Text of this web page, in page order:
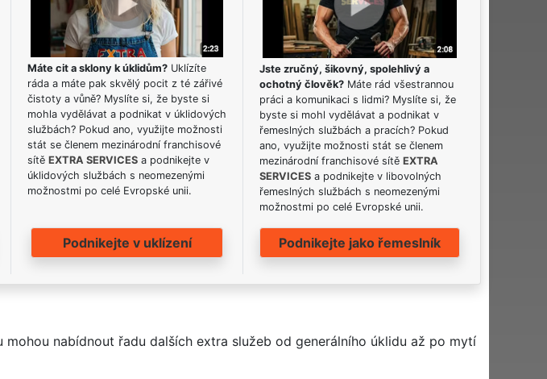
Máte cit a sklony k úklidům?Uklízíte
ráda a máte pak skvělý pocit z té zářivé
čistoty a vůně? Myslíte si, že byste si
mohla vydělávat a podnikat v úklidových
službách? Pokud ano, využijte možnosti
stát se členem mezinárodní franchisové
sítě EXTRA SERVICESa podnikejte v
úklidových službách s neomezenými
možnostmi po celé Evropské unii.
Podnikejte v uklízení
Jste zručný, šikovný, spolehlivý a
ochotný člověk? Máte rád všestrannou
práci a komunikaci s lidmi? Myslíte si, že
byste si mohl vydělávat a podnikat v
řemeslných službách a pracích? Pokud
ano, využijte možnosti stát se členem
mezinárodní franchisové sítěEXTRA
SERVICES a podnikejte v libovolných
řemeslných službách s neomezenými
možnostmi po celé Evropské unii.
Podnikejte jako řemeslník
mohou nabídnout řadu dalších extra služeb od generálního úklidu až po mytí